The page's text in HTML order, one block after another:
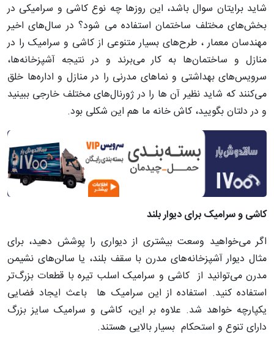
شاید برایتان سوال باشد، این روزها چه نوع کاشی و سرامیکی در
بخش‌های مختلف ساختمان استفاده می شود؟ در سال‌های اخیر
مهندسان معمار ، طرح‌های بسیار متنوعی از کاشی و سرامیک را در
منازل و ساختمان‌ها به کار می‌برند و در نتیجه آشپزخانه‌ها،
سرویس‌های بهداشتی و نماهای مدرنی را در منازل و اداره‌ها خلق
می‌کنند که شاید نظیر آن ها را در ژورنال‌های مختلف خارجی ببینید
و در دلتان بگویید، کاش خانه ما هم این شکلی بود.
کاشی و سرامیک برای دیوار بلند
اگر می‌خواهید وسعت بیشتری از دیواری را پوشش دهید، برای
مثال دیوار آشپزخانه‌های مدرن با سقف بلند، یا سالن‌های نشیمن
مدرن می‌‌توانید از کاشی و سرامیک اسلب تیره با قطعات بزرگ‌تر
استفاده کنید. استفاده از این سرامیک ها باعث ایجاد فضایی
یکپارچه خواهد شد. علاوه بر این، کاشی و سرامیک سایز بزرگ
دارای تنوع و استحکام بسیار بالایی هستند.